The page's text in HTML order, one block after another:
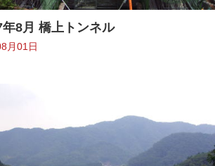
8月 橋上トンネル
月01日